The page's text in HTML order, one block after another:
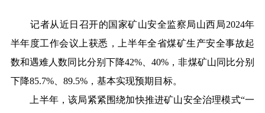
记者从近日召开的国家矿山安全监察局山西局2024年
半年度工作会议上获悉，上半年全省煤矿生产安全事故起
数和遇难人数同比分别下降42%、40%，非煤矿山同比分别
下降85.7%、89.5%，基本实现预期目标。
上半年，该局紧紧围绕加快推进矿山安全治理模式“一